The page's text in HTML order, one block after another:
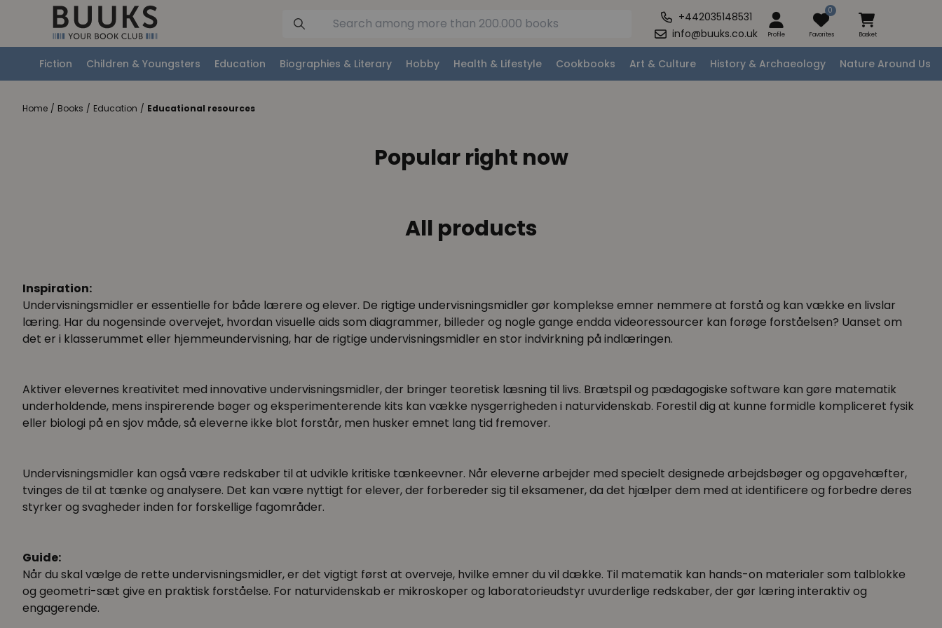
+442035148531
info@buuks.co.uk
Profile
0
Favorites Basket
Fiction Children & Youngsters Education Biographies & Literary Hobby Health & Lifestyle Cookbooks Art & Culture History & Archaeology Nature Around Us
Home / Books / Education / Educational resources
Popular right now
All products
Inspiration:
Undervisningsmidler er essentielle for både lærere og elever. De rigtige undervisningsmidler gør komplekse emner nemmere at forstå og kan vække en livslar
læring. Har du nogensinde overvejet, hvordan visuelle aids som diagrammer, billeder og nogle gange endda videoressourcer kan forøge forståelsen? Uanset om
det er i klasserummet eller hjemmeundervisning, har de rigtige undervisningsmidler en stor indvirkning på indlæringen.
Aktiver elevernes kreativitet med innovative undervisningsmidler, der bringer teoretisk læsning til livs. Brætspil og pædagogiske software kan gøre matematik
underholdende, mens inspirerende bøger og eksperimenterende kits kan vække nysgerrigheden i naturvidenskab. Forestil dig at kunne formidle kompliceret fysik
eller biologi på en sjov måde, så eleverne ikke blot forstår, men husker emnet lang tid fremover.
Undervisningsmidler kan også være redskaber til at udvikle kritiske tænkeevner. Når eleverne arbejder med specielt designede arbejdsbøger og opgavehæfter,
tvinges de til at tænke og analysere. Det kan være nyttigt for elever, der forbereder sig til eksamener, da det hjælper dem med at identificere og forbedre deres
styrker og svagheder inden for forskellige fagområder.
Guide:
Når du skal vælge de rette undervisningsmidler, er det vigtigt først at overveje, hvilke emner du vil dække. Til matematik kan hands-on materialer som talblokke
og geometri-sæt give en praktisk forståelse. For naturvidenskab er mikroskoper og laboratorieudstyr uvurderlige redskaber, der gør læring interaktiv og
engagerende.